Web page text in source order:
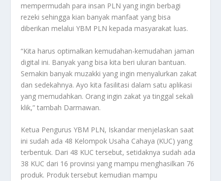
mempermudah para insan PLN yang ingin berbagi
rezeki sehingga kian banyak manfaat yang bisa
diberikan melalui YBM PLN kepada masyarakat luas.
“Kita harus optimalkan kemudahan-kemudahan jaman
digital ini. Banyak yang bisa kita beri uluran bantuan.
Semakin banyak muzakki yang ingin menyalurkan zakat
dan sedekahnya. Ayo kita fasilitasi dalam satu aplikasi
yang memudahkan. Orang ingin zakat ya tinggal sekali
klik,” tambah Darmawan.
Ketua Pengurus YBM PLN, Iskandar menjelaskan saat
ini sudah ada 48 Kelompok Usaha Cahaya (KUC) yang
terbentuk. Dari 48 KUC tersebut, setidaknya sudah ada
38 KUC dari 16 provinsi yang mampu menghasilkan 76
produk. Produk tersebut kemudian mampu